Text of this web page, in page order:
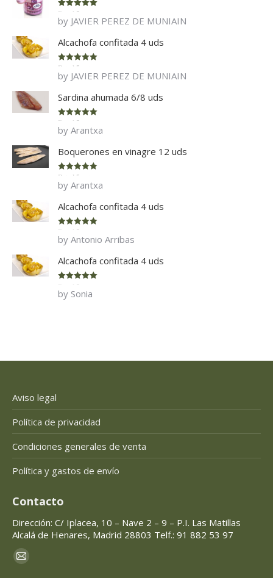
Rated 5
of 5
by JAVIER PEREZ DE MUNIAIN
Alcachofa confitada 4 uds
Rated 5
of 5
by JAVIER PEREZ DE MUNIAIN
Sardina ahumada 6/8 uds
Rated 5
of 5
by Arantxa
Boquerones en vinagre 12 uds
Rated 5
of 5
by Arantxa
Alcachofa confitada 4 uds
Rated 5
of 5
by Antonio Arribas
Alcachofa confitada 4 uds
Rated 5
of 5
by Sonia
Aviso legal
Política de privacidad
Condiciones generales de venta
Política y gastos de envío
Contacto
Dirección: C/ Iplacea, 10 – Nave 2 – 9 – P.I. Las Matillas
Alcalá de Henares, Madrid 28803 Telf.: 91 882 53 97
Encuéntranos en:
Mail